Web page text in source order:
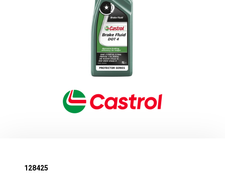
128425